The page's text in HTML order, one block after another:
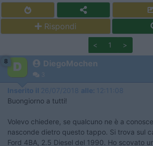
Rispondi
< 1 >
8 DiegoMochen
3
Inserito il 26/07/2018 alle: 12:11:08
Buongiorno a tutti!
Volevo chiedere, se qualcuno ne è a
nasconde dietro questo tappo. Si trova sul
Ford 4BA, 2.5 Diesel del 1990. Ho scovato